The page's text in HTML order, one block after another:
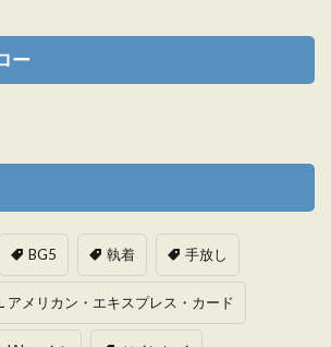
ー
BG5 執着 手放し
アメリカン・エキスプレス・カード